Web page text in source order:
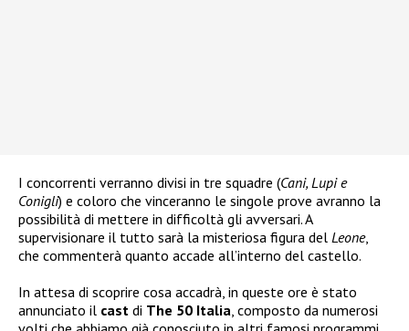
I concorrenti verranno divisi in tre squadre (Cani, Lupi e
Conigli) e coloro che vinceranno le singole prove avranno la
possibilità di mettere in difficoltà gli avversari. A
supervisionare il tutto sarà la misteriosa figura del Leone,
che commenterà quanto accade all’interno del castello.
In attesa di scoprire cosa accadrà, in queste ore è stato
annunciato il cast di The 50 Italia, composto da numerosi